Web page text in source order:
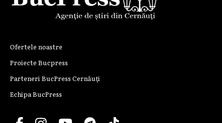
Ofertele noastre
Proiecte Bucpress
Parteneri BucPress Cernăuți
Echipa BucPress